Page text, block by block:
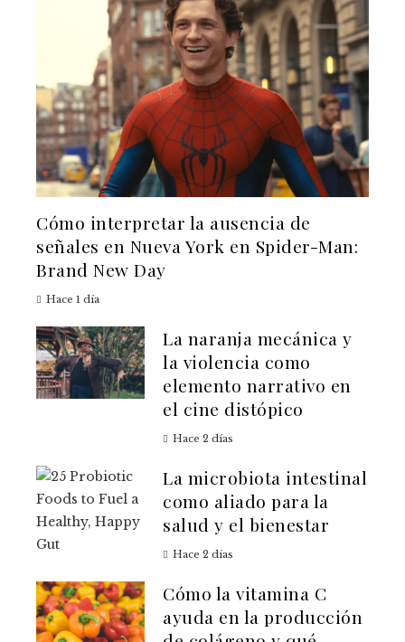
Cómo interpretar la ausencia de
señales en Nueva York en Spider-Man:
Brand New Day
Hace 1 día
La naranja mecánica y
la violencia como
elemento narrativo en
el cine distópico
Hace 2 días
La microbiota intestinal
como aliado para la
salud y el bienestar
Hace 2 días
Cómo la vitamina C
ayuda en la producción